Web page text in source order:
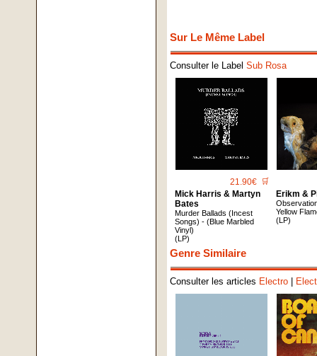
Sur Le Même Label
Consulter le LabelSub Rosa
21.90€ 🛒
Mick Harris & Martyn
Bates
Murder Ballads (Incest
Songs) - (Blue Marbled
Vinyl)
(LP)
Erikm &
Yellow
(LP)
Genre Similaire
Consulter les articles Electro